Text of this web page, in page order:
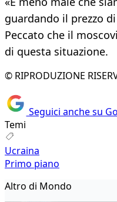
guardando il prezzo
Peccato che il
di questa situazione.
© RIPRODUZIONE
Seguici anche su
Temi
Ucraina
Primo piano
Altro di Mondo